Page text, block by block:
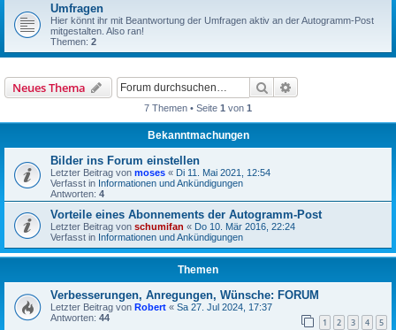
Umfragen
Hier könnt ihr mit Beantwortung der Umfragen aktiv an der Autogramm-Post
mitgestalten. Also ran!
Themen: 2
Neues Thema Suche
7 Themen • Seite 1 von 1
Bekanntmachungen
Bilder ins Forum einstellen
Letzter Beitrag von moses « Di 11. Mai 2021, 12:54
Verfasst in Informationen und Ankündigungen
Antworten: 4
Vorteile eines Abonnements der Autogramm-Post
Letzter Beitrag von schumifan « Do 10. Mär 2016, 22:24
Verfasst in Informationen und Ankündigungen
Themen
Verbesserungen, Anregungen, Wünsche: FORUM
Letzter Beitrag von Robert « Sa 27. Jul 2024, 17:37
Antworten: 44 1 2 3 4 5